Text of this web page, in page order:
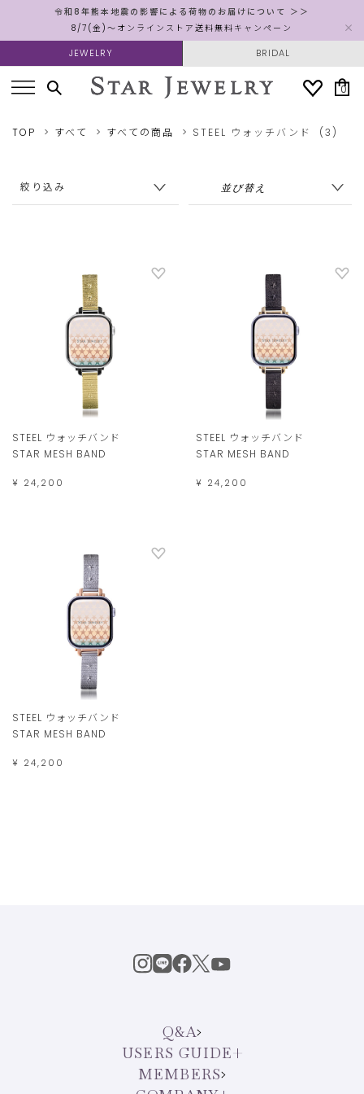
令和8年熊本地震の影響による荷物のお届けについて ＞＞
8/7(金)～オンラインストア送料無料キャンペーン
JEWELRY BRIDAL
0
TOP すべて すべての商品 STEEL ウォッチバンド (3)
絞り込み
STEEL ウォッチバンド
STAR MESH BAND
¥ 24,200
STEEL ウォッチバンド
STAR MESH BAND
¥ 24,200
STEEL ウォッチバンド
STAR MESH BAND
¥ 24,200
Q&A
USERS GUIDE
MEMBERS